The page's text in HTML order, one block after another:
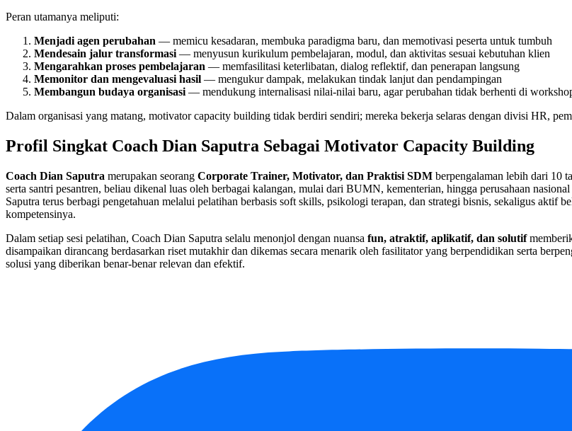
Peran utamanya meliputi:
Menjadi agen perubahan — memicu kesadaran, membuka paradigma baru, dan memotivasi peserta untuk tumbuh
Mendesain jalur transformasi— menyusun kurikulum pembelajaran, modul, dan aktivitas sesuai kebutuhan klien
Mengarahkan proses pembelajaran — memfasilitasi keterlibatan, dialog reflektif, dan penerapan langsung
Memonitor dan mengevaluasi hasil — mengukur dampak, melakukan tindak lanjut dan pendampingan
Membangun budaya organisasi— mendukung internalisasi nilai-nilai baru, agar perubahan tidak berhenti di
Dalam organisasi yang matang, motivator capacity building tidak berdiri sendiri; mereka bekerja selaras dengan divisi HR,
Profil Singkat Coach Dian Saputra Sebagai Motivator Capacity Building
Coach Dian Saputra merupakan seorang Corporate Trainer, Motivator, dan Praktisi SDM berpengalaman lebih dari 10
serta santri pesantren, beliau dikenal luas oleh berbagai kalangan, mulai dari BUMN, kementerian, hingga perusahaan
Saputra terus berbagi pengetahuan melalui pelatihan berbasis soft skills, psikologi terapan, dan strategi bisnis, sekaligus aktif
kompetensinya.
Dalam setiap sesi pelatihan, Coach Dian Saputra selalu menonjol dengan nuansa fun, atraktif, aplikatif, dan solutif
disampaikan dirancang berdasarkan riset mutakhir dan dikemas secara menarik oleh fasilitator yang berpendidikan serta
solusi yang diberikan benar-benar relevan dan efektif.